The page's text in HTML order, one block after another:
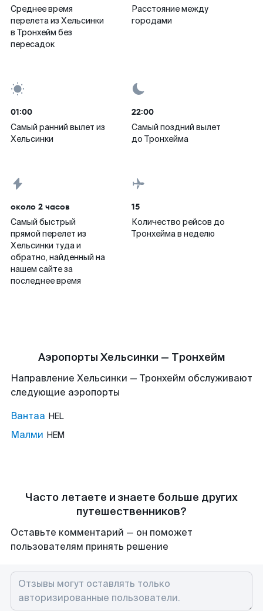
Среднее время
перелета из Хельсинки
в Тронхейм без
пересадок
Расстояние между
городами
01:00
Самый ранний вылет из
Хельсинки
22:00
Самый поздний вылет
до Тронхейма
около 2 часов
Самый быстрый
прямой перелет из
Хельсинки туда и
обратно, найденный на
нашем сайте за
последнее время
15
Количество рейсов до
Тронхейма в неделю
Аэропорты Хельсинки — Тронхейм
Направление Хельсинки — Тронхейм обслуживают
следующие аэропорты
Вантаа HEL
Малми HEM
Часто летаете и знаете больше других
путешественников?
Оставьте комментарий — он поможет
пользователям принять решение